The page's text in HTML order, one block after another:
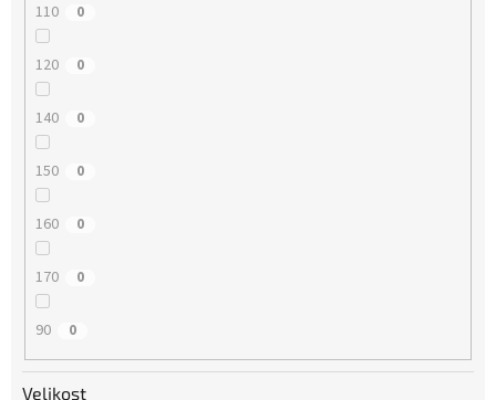
110 0
120 0
140 0
150 0
160 0
170 0
90 0
Velikost